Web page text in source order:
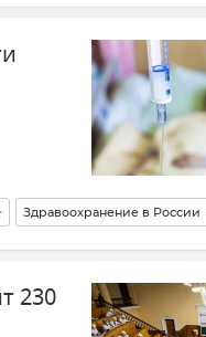
Здравоохранение в России
230